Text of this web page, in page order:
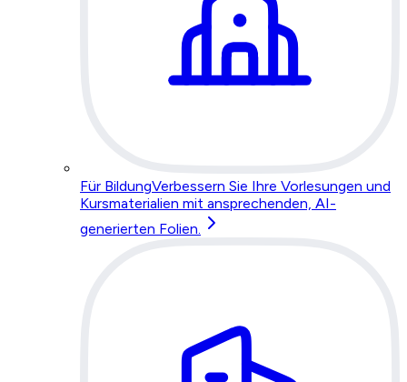
Für BildungVerbessern Sie Ihre Vorlesungen und
Kursmaterialien mit ansprechenden, AI-
generierten Folien.